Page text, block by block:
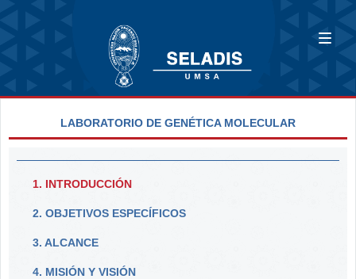
LABORATORIO DE GENÉTICA MOLECULAR
1. INTRODUCCIÓN
2. OBJETIVOS ESPECÍFICOS
3. ALCANCE
4. MISIÓN Y VISIÓN